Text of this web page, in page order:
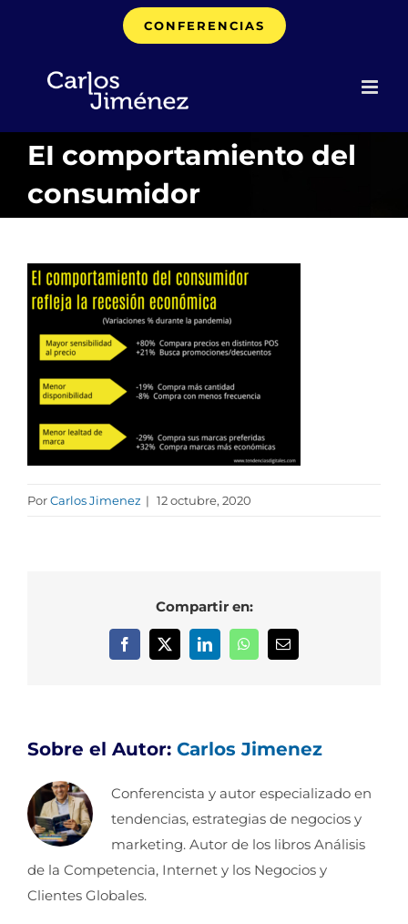
CONFERENCIAS
EI comportamiento del
consumidor
PorCarlos Jimenez | 12 octubre, 2020
Compartir en:
Facebook
X LinkedInWhatsAppCorreo
Sobre el Autor: Carlos Jimenez
Conferencista y autor especializado en
tendencias, estrategias de negocios y
marketing. Autor de los libros Análisis
de la Competencia, Internet y los Negocios y
Clientes Globales.